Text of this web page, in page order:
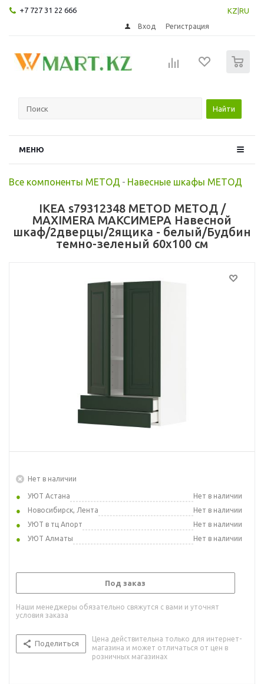
+7 727 31 22 666 KZ RU
Вход Регистрация
Найти
МЕНЮ
Все компоненты МЕТОД - Навесные шкафы МЕТОД
IKEA s79312348 METOD МЕТОД /
MAXIMERA МАКСИМЕРА Навесной
шкаф/2дверцы/2ящика - белый/Будбин
темно-зеленый 60x100 см
Нет в наличии
УЮТ Астана
Нет в наличии
Новосибирск, Лента
Нет в наличии
УЮТ в тц Апорт
Нет в наличии
УЮТ Алматы
Нет в наличии
Под заказ
Наши менеджеры обязательно свяжутся с вами и уточнят
условия заказа
Поделиться
Цена действительна только для интернет-
магазина и может отличаться от цен в
розничных магазинах